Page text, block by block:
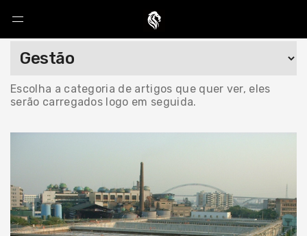
Escolha a categoria de artigos que quer ver, eles
serão carregados logo em seguida.